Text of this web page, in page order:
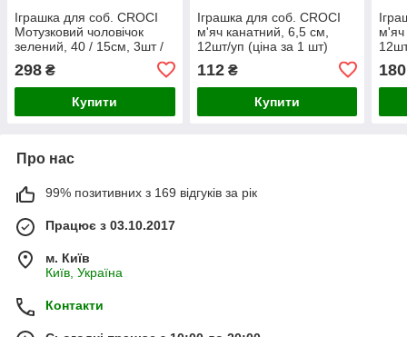
Іграшка для соб. CROCI
Мотузковий чоловічок
зелений, 40 / 15см, 3шт /
298 ₴
Купити
Іграшка для соб. CROCI
м'яч канатний, 6,5 см,
12шт/уп (ціна за 1 шт)
112₴
Купити
м'яч
180
Про нас
99% позитивних з 169 відгуків за рік
Працює з 03.10.2017
м. Київ
Київ, Україна
Контакти